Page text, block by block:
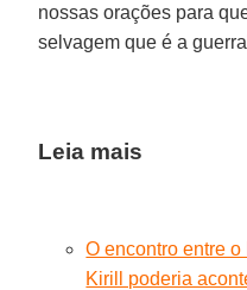
nossas orações para
selvagem que é a
Leia mais
O encontro entre
Kirill poderia